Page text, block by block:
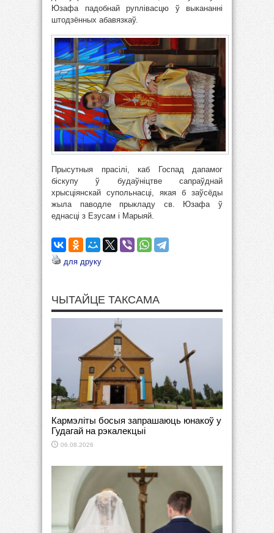
Юзафа падобнай руплівасцю ў выкананні
штодзённых абавязкаў.
Прысутныя прасілі, каб Госпад дапамог
біскупу ў будаўніцтве сапраўднай
хрысціянскай супольнасці, якая б заўсёды
жыла паводле прыкладу св. Юзафа ў
еднасці з Езусам і Марыяй.
для друку
ЧЫТАЙЦЕ ТАКСАМА
Кармэліты босыя запрашаюць юнакоў у
Гудагай на рэкалекцыі
06.08.2026